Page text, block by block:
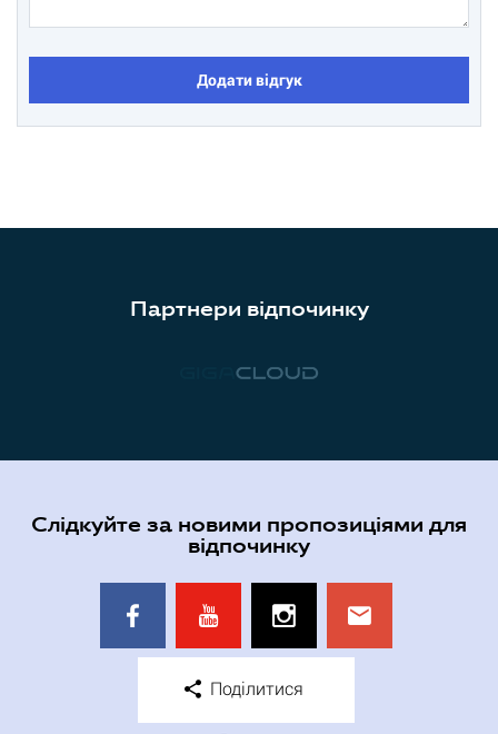
Додати відгук
Партнери відпочинку
Слідкуйте за новими пропозиціями для
відпочинку
Поділитися